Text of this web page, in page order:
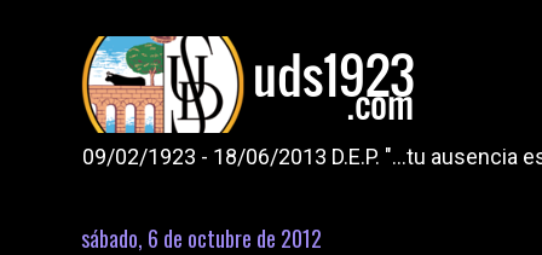
09/02/1923 - 18/06/2013 D.E.P. "...tu ausencia
sábado, 6 de octubre de 2012